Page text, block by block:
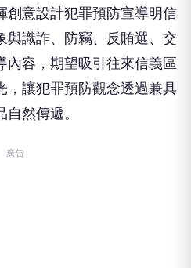
創意設計犯罪預防宣導明信
與識詐、防竊、反賄選、交
內容，期望吸引往來信義區
，讓犯罪預防觀念透過兼具
然傳遞。
廣告